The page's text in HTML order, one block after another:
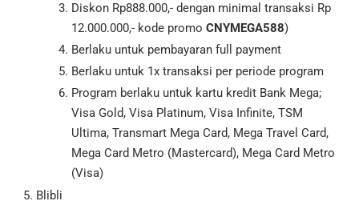
Diskon Rp888.000,- dengan minimal transaksi Rp
12.000.000,- kode promo CNYMEGA588)
Berlaku untuk pembayaran full payment
Berlaku untuk 1x transaksi per periode program
Program berlaku untuk kartu kredit Bank Mega;
Visa Gold, Visa Platinum, Visa Infinite, TSM
Ultima, Transmart Mega Card, Mega Travel Card,
Mega Card Metro (Mastercard), Mega Card Metro
(Visa)
Blibli